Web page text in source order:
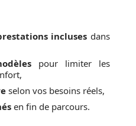
incluses dans
pour limiter les
selon vos besoins réels,
en fin de parcours.